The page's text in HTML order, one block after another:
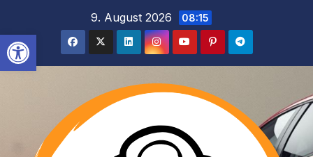
Werkzeugleiste öffnen
springen
9. August 2026 08:15